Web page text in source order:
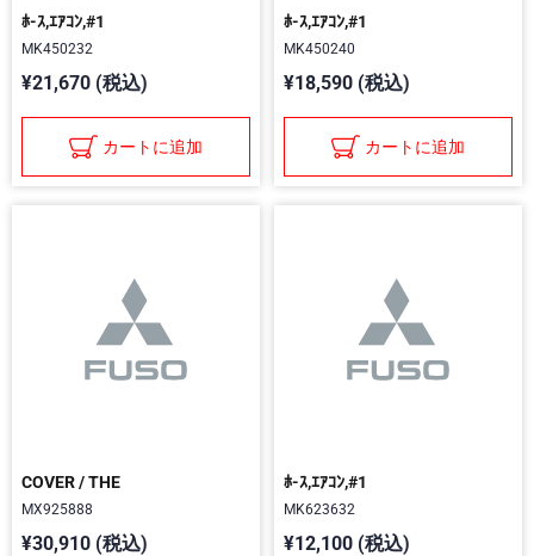
ﾎ-ｽ,ｴｱｺﾝ,#1
MK450232
¥21,670 (税込)
カートに追加
ﾎ-ｽ,ｴｱｺﾝ,#1
MK450240
¥18,590 (税込)
カートに追加
COVER / THE
MX925888
¥30,910 (税込)
ﾎ-ｽ,ｴｱｺﾝ,#1
MK623632
¥12,100 (税込)